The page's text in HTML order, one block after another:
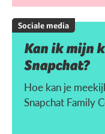
Sociale media
Kan ik mijn
Snapchat?
Hoe kan je
Snapchat Family